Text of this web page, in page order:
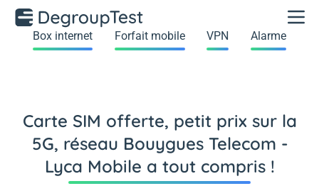
Box internet Forfait mobile VPN Alarme
Carte SIM offerte, petit prix sur la
5G, réseau Bouygues Telecom -
Lyca Mobile a tout compris !